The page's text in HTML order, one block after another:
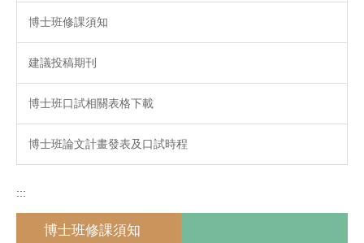
博士班修課須知
建議投稿期刊
博士班口試相關表格下載
博士班論文計畫發表及口試時程
:::
博士班修課須知